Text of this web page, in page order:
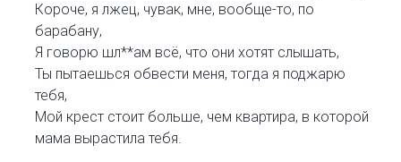
Короче, я лжец, чувак, мне, вообще-то, по
барабану,
Я говорю шл**ам всё, что они хотят слышать,
Ты пытаешься обвести меня, тогда я поджарю
тебя,
Мой крест стоит больше, чем квартира, в которой
мама вырастила тебя.